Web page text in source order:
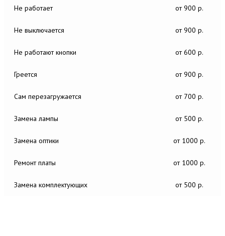
Не работает от 900 р.
Не выключается от 900 р.
Не работают кнопки от 600 р.
Греется от 900 р.
Сам перезагружается от 700 р.
Замена лампы от 500 р.
Замена оптики от 1000 р.
Ремонт платы от 1000 р.
Замена комплектующих от 500 р.